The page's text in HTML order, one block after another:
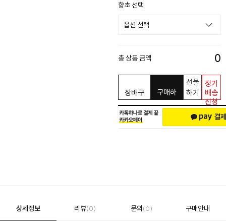
향초 선택
총 상품 금액 0
장바구
니
구매하
선물
하기
정기
배송
신청
상세정보 리뷰(0) 문의(0) 구매안내